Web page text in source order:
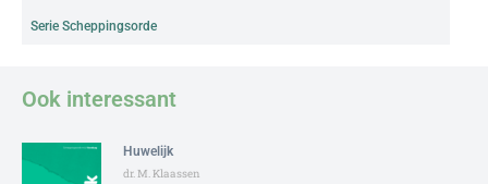
Serie Scheppingsorde
Ook interessant
Huwelijk
dr. M. Klaassen